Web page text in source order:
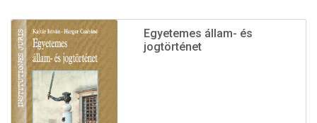
Egyetemes állam- és
jogtörténet